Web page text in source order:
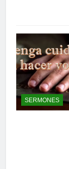
SERMONES